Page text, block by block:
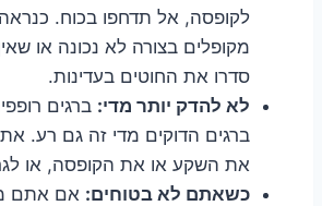
לקופסה, אל תדחפו בכוח.
מקופלים בצורה לא נכונה או
סדרו את החוטים בעדינות.
לא להדק יותר מדי: ברגים
ברגים הדוקים מדי זה גם רע.
את השקע או את הקופסה, או
כשאתם לא בטוחים: אם אתם